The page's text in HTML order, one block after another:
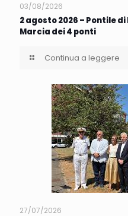
03/08/2026
2 agosto 2026 – Pontile
Marcia dei 4 ponti
Continua a leggere
27/07/2026